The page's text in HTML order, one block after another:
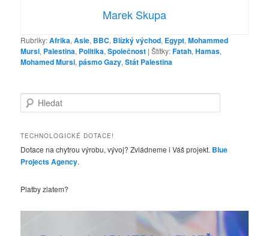
Marek Skupa
Rubriky:Afrika,Asie, BBC, Blízký východ, Egypt,Mohammed
Mursi, Palestina, Politika,Společnost |Štítky:Fatah,Hamas,
Mohamed Mursi,pásmo Gazy,Stát Palestina
l
d
t
TECHNOLOGICKÉ DOTACE!
Dotace na chytrou výrobu, vývoj? Zvládneme i Váš projekt. Blue
Projects Agency.
Platby zlatem?